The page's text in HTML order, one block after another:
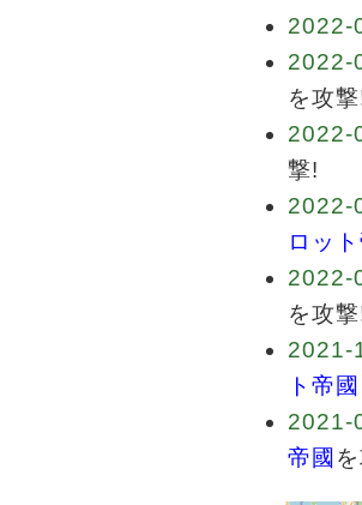
2022-
2022-
を攻
2022-
撃!
2022-
ロッ
2022-
を攻
2021-
ト帝國
2021-
帝國